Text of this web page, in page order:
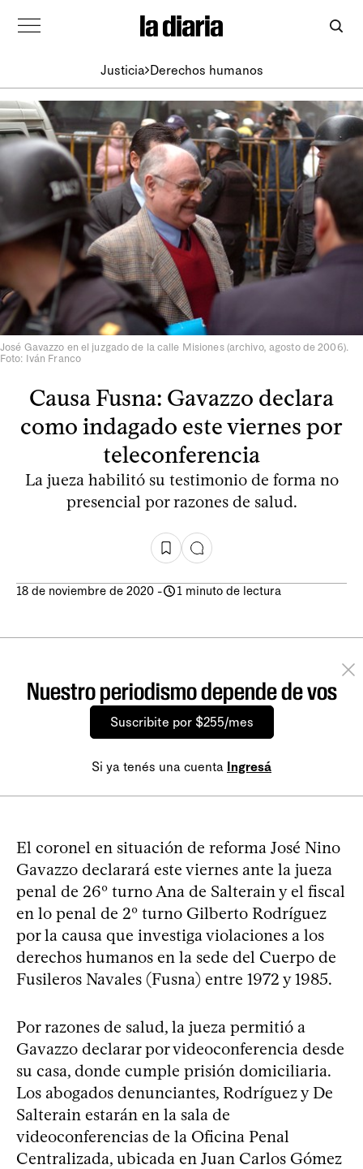
Justicia Derechos humanos
José Gavazzo en el juzgado de la calle Misiones (archivo, agosto de 2006).
Foto: Iván Franco
Causa Fusna: Gavazzo declara
como indagado este viernes por
teleconferencia
La jueza habilitó su testimonio de forma no
presencial por razones de salud.
18 de noviembre de 2020 - 1 minuto de lectura
Nuestro periodismo depende de vos
Suscribite por $255/mes
Si ya tenés una cuenta Ingresá
El coronel en situación de reforma José Nino
Gavazzo declarará este viernes ante la jueza
penal de 26º turno Ana de Salterain y el fiscal
en lo penal de 2º turno Gilberto Rodríguez
por la causa que investiga violaciones a los
derechos humanos en la sede del Cuerpo de
Fusileros Navales (Fusna) entre 1972 y 1985.
Por razones de salud, la jueza permitió a
Gavazzo declarar por videoconferencia desde
su casa, donde cumple prisión domiciliaria.
Los abogados denunciantes, Rodríguez y De
Salterain estarán en la sala de
videoconferencias de la Oficina Penal
Centralizada, ubicada en Juan Carlos Gómez